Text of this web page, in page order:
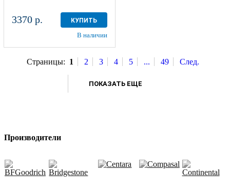
3370 р. КУПИТЬ
В наличии
Страницы: 1 2 3 4 5 ... 49 След.
ПОКАЗАТЬ ЕЩЕ
Производители